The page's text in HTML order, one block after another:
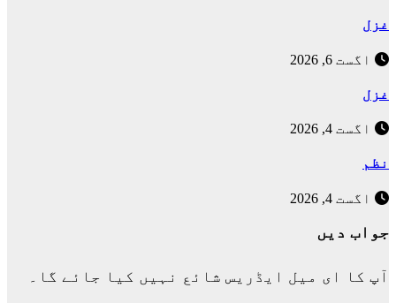
غزل
اگست 6, 2026
غزل
اگست 4, 2026
نظم
اگست 4, 2026
جواب دیں
آپ کا ای میل ایڈریس شائع نہیں کیا جائے گا۔